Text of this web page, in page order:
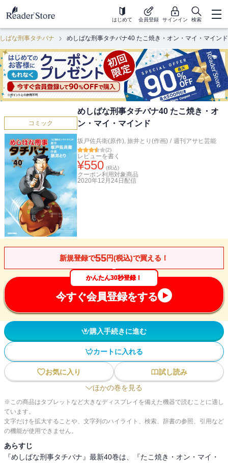
はじめて 会員登録 サインイン 検索
ばな刑事タチバナ めしばな刑事タチバナ40 たこ焼き・オン・マイ・マインド
コミック
めしばな刑事タチバナ40 たこ焼き・オ
ン・マイ・マインド
坂戸佐兵衛(原作), 旅井とり(作画) / 週刊アサヒ芸能
(2)
レビューを書く
¥550 (税込)
クーポン利用対象商品
2020年12月24日 配信
新規登録で55円(税込)で買える！
かんたん30秒登録！
今すぐ会員登録をする
購入手続きに進む
カートに入れる
お気に入り
試し読み
ほかの巻を見る
※この商品はタブレットなど大きなディスプレイを備えた機器で読むことに適し
ています。
文字だけを拡大することや、文字列のハイライト、検索、辞書の参照、引用など
の機能が使用できません。
あらすじ
『めしばな刑事タチバナ』最新40巻は、『たこ焼き・オン・マイ・